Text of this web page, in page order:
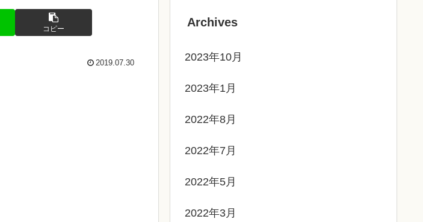
コピー
2019.07.30
Archives
2023年10月
2023年1月
2022年8月
2022年7月
2022年5月
2022年3月